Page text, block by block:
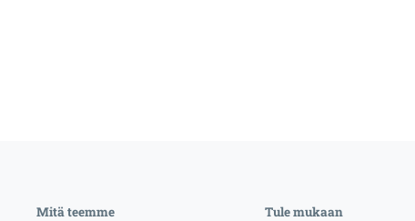
Mitä teemme Tule mukaan